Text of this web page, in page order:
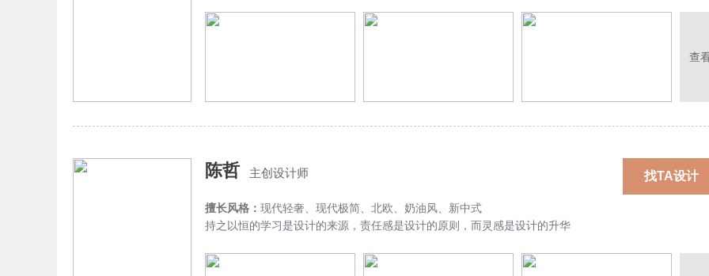
查
陈哲 主创设计师 找TA设计
擅长风格： 现代轻奢、现代极简、北欧、奶油风、新中式
持之以恒的学习是设计的来源，责任感是设计的原则，而灵感是设计的升华